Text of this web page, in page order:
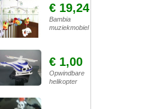
€ 19,24
Bambia
muziekmobiel
€ 1,00
Opwindbare
helikopter